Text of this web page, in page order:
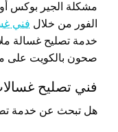
مشكلة الجير بوكس أو
الفور من خلال فني
خدمة تصليح غسالة
صحون بالكويت على مدار 24
فني تصليح
هل تبحث عن خدمة